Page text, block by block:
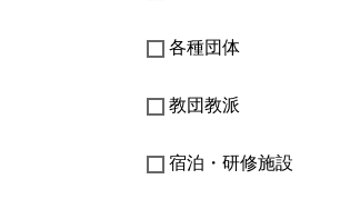
各種団体
教団教派
宿泊・研修施設